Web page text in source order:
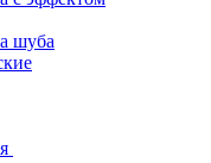
шуба